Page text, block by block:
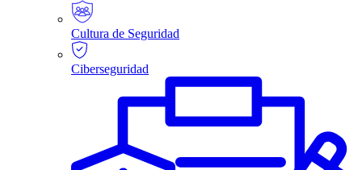
Cultura de Seguridad
Ciberseguridad